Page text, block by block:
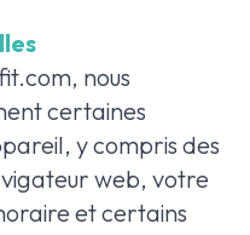
nous
certaines
y compris des
web, votre
et certains